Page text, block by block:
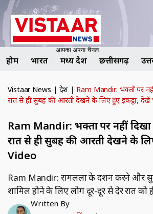
होम भारत मध्य प्रदेश छत्तीसगढ़
Vistaar News | देश | Ram Mandir: भक्तों पर
रात से ही सुबह की आरती देखने के लिए हुए इकट्ठा, देखें
Ram Mandir: भक्तों पर नहीं
रात से ही सुबह की आरती देखने के
Video
Ram Mandir: रामलला के दर्शन करने और
शामिल होने के लिए लोग दूर-दूर से देर रात
Written By